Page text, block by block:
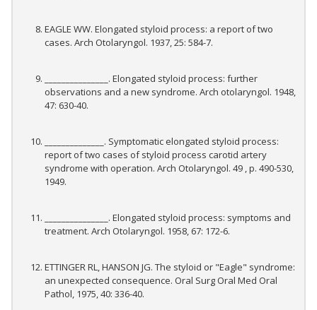
EAGLE WW. Elongated styloid process: a report of two
cases. Arch Otolaryngol. 1937, 25: 584-7.
_______________. Elongated styloid process: further
observations and a new syndrome. Arch otolaryngol. 1948,
47: 630-40.
______________. Symptomatic elongated styloid process:
report of two cases of styloid process carotid artery
syndrome with operation. Arch Otolaryngol. 49 , p. 490-530,
1949.
_______________. Elongated styloid process: symptoms and
treatment. Arch Otolaryngol. 1958, 67: 172-6.
ETTINGER RL, HANSON JG. The styloid or "Eagle" syndrome:
an unexpected consequence. Oral Surg Oral Med Oral
Pathol, 1975, 40: 336-40.